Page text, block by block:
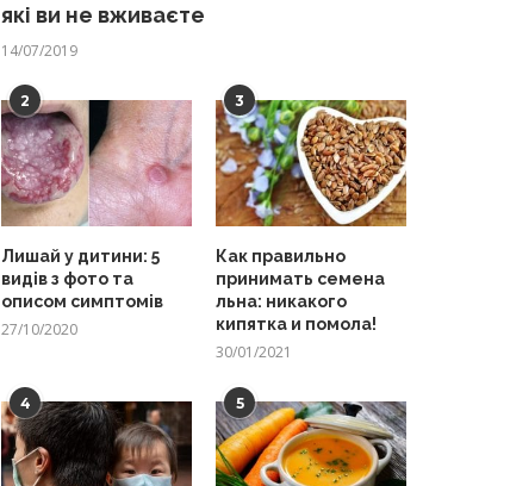
які ви не вживаєте
14/07/2019
2
Лишай у дитини: 5
видів з фото та
описом симптомів
27/10/2020
3
Как правильно
принимать семена
льна: никакого
кипятка и помола!
30/01/2021
4 5